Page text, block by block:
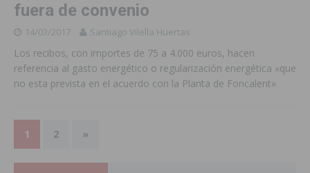
fuera de convenio
14/03/2017 Santiago Vilella Huertas
Los recibos, con importes de 75 a 4.000 euros, hacen
referencia al gasto energético o regularización energética «que
no esta prevista en el acuerdo con la Planta de Foncalent»
1 2 »